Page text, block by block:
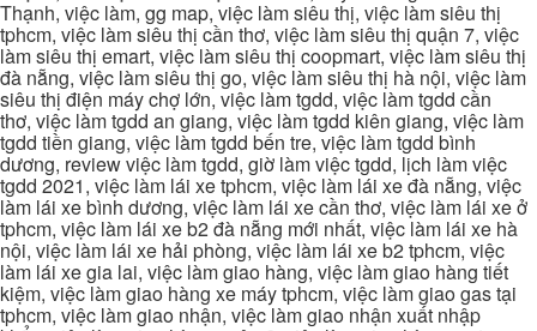
Thạnh, việc làm, gg map, việc làm siêu thị, việc làm siêu thị
tphcm, việc làm siêu thị cần thơ, việc làm siêu thị quận 7, việc
làm siêu thị emart, việc làm siêu thị coopmart, việc làm siêu thị
đà nẵng, việc làm siêu thị go, việc làm siêu thị hà nội, việc làm
siêu thị điện máy chợ lớn, việc làm tgdd, việc làm tgdd cần
thơ, việc làm tgdd an giang, việc làm tgdd kiên giang, việc làm
tgdd tiền giang, việc làm tgdd bến tre, việc làm tgdd bình
dương, review việc làm tgdd, giờ làm việc tgdd, lịch làm việc
tgdd 2021, việc làm lái xe tphcm, việc làm lái xe đà nẵng, việc
làm lái xe bình dương, việc làm lái xe cần thơ, việc làm lái xe ở
tphcm, việc làm lái xe b2 đà nẵng mới nhất, việc làm lái xe hà
nội, việc làm lái xe hải phòng, việc làm lái xe b2 tphcm, việc
làm lái xe gia lai, việc làm giao hàng, việc làm giao hàng tiết
kiệm, việc làm giao hàng xe máy tphcm, việc làm giao gas tại
tphcm, việc làm giao nhận, việc làm giao nhận xuất nhập